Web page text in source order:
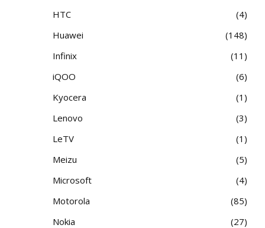
HTC
4
Huawei
148
Infinix
11
iQOO
6
Kyocera
1
Lenovo
3
LeTV
1
Meizu
5
Microsoft
4
Motorola
85
Nokia
27